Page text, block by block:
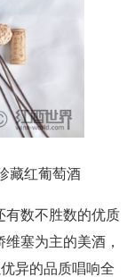
藏红葡萄酒
有数不胜数的优质
塞为主的美酒，
异的品质唱响全